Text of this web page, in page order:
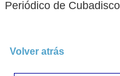
Periódico de
Volver atrás